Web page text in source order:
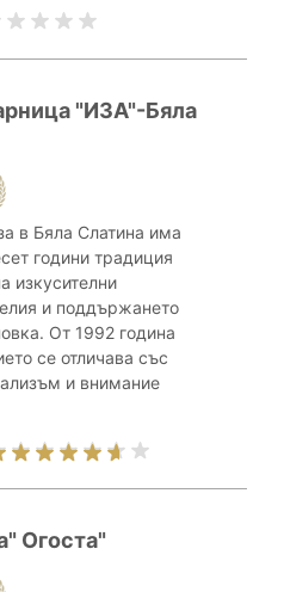
"ИЗА"-Бяла
в Бяла Слатина има
години традиция
изкусителни
и поддържането
От 1992 година
се отличава със
и внимание
Огоста"